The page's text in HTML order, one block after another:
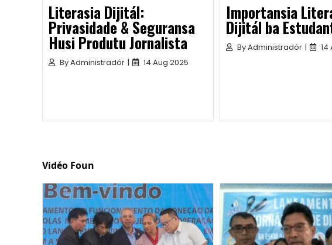
Literasia Dijitál:
Privasidade & Seguransa
Husi Produtu Jornalista
ByAdministradór | 14 Aug 2025
Importansia
Dijitál ba
ByAdministradór | 14
Vidéo Foun